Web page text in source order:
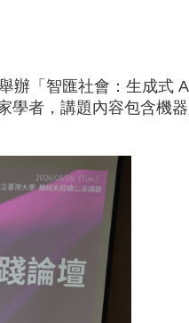
辦「智匯社會：生成式
者，講題內容包含機